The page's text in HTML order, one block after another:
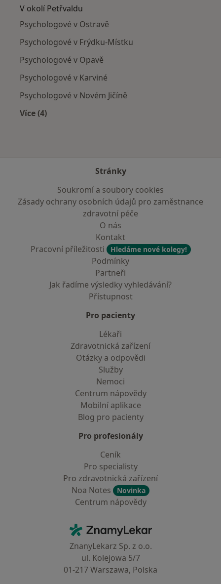
V okolí Petřvaldu
Psychologové v Ostravě
Psychologové v Frýdku-Místku
Psychologové v Opavě
Psychologové v Karviné
Psychologové v Novém Jičíně
Více (4)
Stránky
Soukromí a soubory cookies
Zásady ochrany osobních údajů pro zaměstnance
zdravotní péče
O nás
Kontakt
Pracovní příležitosti
Hledáme nové kolegy!
Podmínky
Partneři
Jak řadíme výsledky vyhledávání?
Přístupnost
Pro pacienty
Lékaři
Zdravotnická zařízení
Otázky a odpovědi
Služby
Nemoci
Centrum nápovědy
Mobilní aplikace
Blog pro pacienty
Pro profesionály
Ceník
Pro specialisty
Pro zdravotnická zařízení
Noa Notes
Novinka
Centrum nápovědy
ZnamyLekar - Hlavní stránka
ZnanyLekarz Sp. z o.o.
ul. Kolejowa 5/7
01-217 Warszawa, Polska